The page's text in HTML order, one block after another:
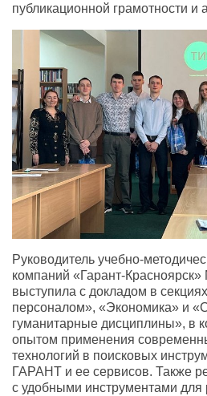
публикационной грамотности и
Руководитель учебно-
компаний «Гарант-
выступила с докладом в секциях
персоналом», «Экономика» и
гуманитарные дисциплины», в
опытом применения
технологий в поисковых
ГАРАНТ и ее сервисов. Также
с удобными инструментами для